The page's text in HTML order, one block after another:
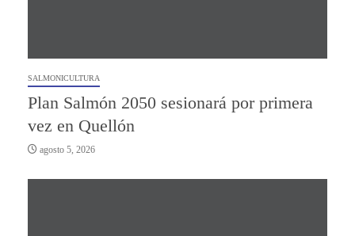
SALMONICULTURA
Plan Salmón 2050 sesionará por primera
vez en Quellón
agosto 5, 2026